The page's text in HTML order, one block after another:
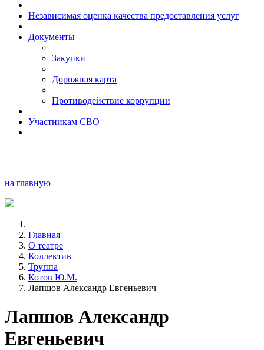
Независимая оценка качества предоставления услуг
Документы
Закупки
Дорожная карта
Противодействие коррупции
Участникам СВО
на главную
Главная
О театре
Коллектив
Труппа
Котов Ю.М.
Лапшов Александр Евгеньевич
Лапшов Александр
Евгеньевич